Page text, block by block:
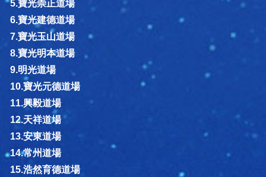
5.寶光崇正道場
6.寶光建德道場
7.寶光玉山道場
8.寶光明本道場
9.明光道場
10.寶光元德道場
11.興毅道場
12.天祥道場
13.安東道場
14.常州道場
15.浩然育德道場